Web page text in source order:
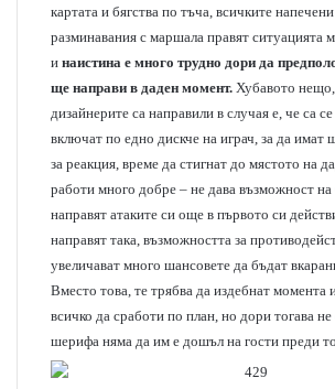
картата и бягства по тъча, всичките
разминавания с маршала правят ситуацията
и наистина е много трудно дори да
ще направи в даден момент. Хубавото нещо,
дизайнерите са направили в случая е, че са
включат по едно дискче на играч, за да имат
за реакция, време да стигнат до мястото на
работи много добре – не дава възможност на
направят атаките си още в първото си
направят така, възможността за
увеличават много шансовете да бъдат
Вместо това, те трябва да издебнат момента
всичко да сработи по план, но дори тогава
шерифа няма да им е дошъл на гости преди